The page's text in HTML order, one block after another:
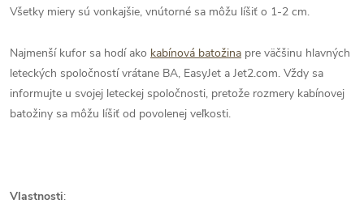
Všetky miery sú vonkajšie, vnútorné sa môžu líšiť o 1-2 cm.
Najmenší kufor sa hodí ako kabínová batožina pre väčšinu hlavných
leteckých spoločností vrátane BA, EasyJet a Jet2.com. Vždy sa
informujte u svojej leteckej spoločnosti, pretože rozmery kabínovej
batožiny sa môžu líšiť od povolenej veľkosti.
Vlastnosti: